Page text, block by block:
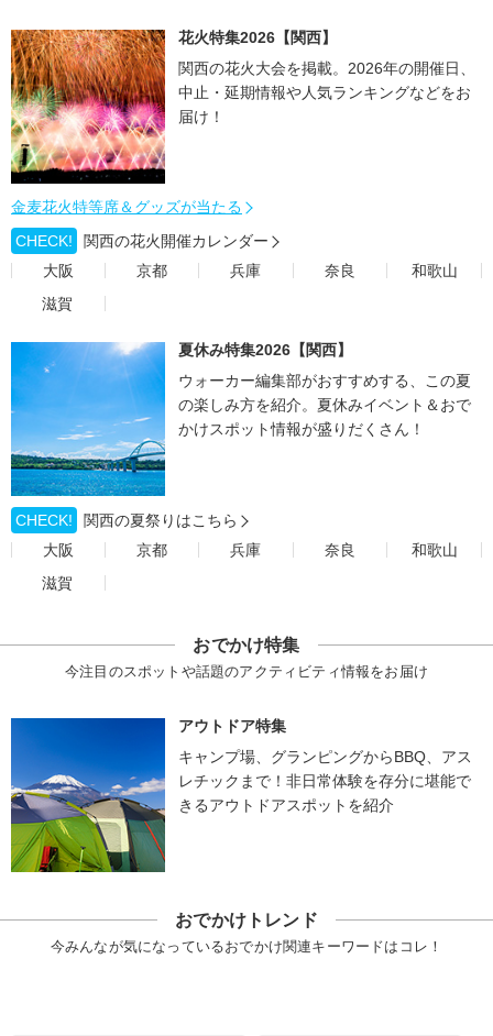
花火特集2026【関西】
関西の花火大会を掲載。2026年の開催日、
中止・延期情報や人気ランキングなどをお
届け！
金麦花火特等席＆グッズが当たる
CHECK!
関西の花火開催カレンダー
大阪
京都 兵庫 奈良
和歌山
滋賀
夏休み特集2026【関西】
ウォーカー編集部がおすすめする、この夏
の楽しみ方を紹介。夏休みイベント＆おで
かけスポット情報が盛りだくさん！
CHECK!
関西の夏祭りはこちら
大阪
京都 兵庫 奈良
和歌山
滋賀
おでかけ特集
今注目のスポットや話題のアクティビティ情報をお届け
アウトドア特集
キャンプ場、グランピングからBBQ、アス
レチックまで！非日常体験を存分に堪能で
きるアウトドアスポットを紹介
おでかけトレンド
今みんなが気になっているおでかけ関連キーワードはコレ！